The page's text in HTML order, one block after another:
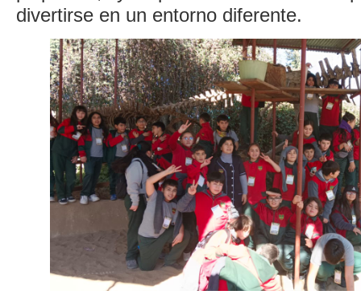
divertirse en un entorno diferente.